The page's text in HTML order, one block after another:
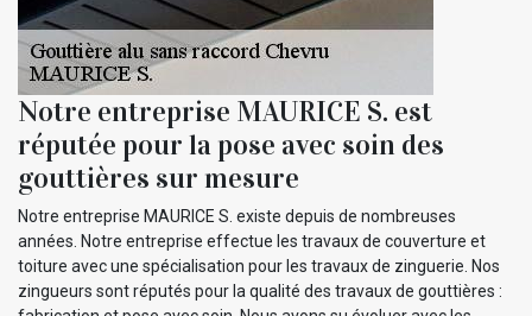
Notre entreprise MAURICE S. est
réputée pour la pose avec soin des
gouttières sur mesure
Notre entreprise MAURICE S. existe depuis de nombreuses
années. Notre entreprise effectue les travaux de couverture et
toiture avec une spécialisation pour les travaux de zinguerie. Nos
zingueurs sont réputés pour la qualité des travaux de gouttières :